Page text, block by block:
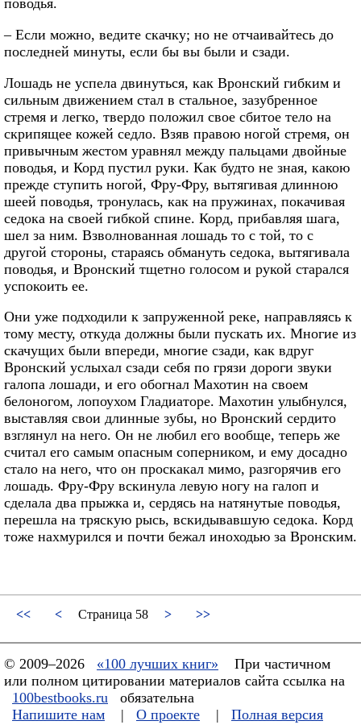
поводья.
– Если можно, ведите скачку; но не отчаивайтесь до
последней минуты, если бы вы были и сзади.
Лошадь не успела двинуться, как Вронский гибким и
сильным движением стал в стальное, зазубренное
стремя и легко, твердо положил свое сбитое тело на
скрипящее кожей седло. Взяв правою ногой стремя, он
привычным жестом уравнял между пальцами двойные
поводья, и Корд пустил руки. Как будто не зная, какою
прежде ступить ногой, Фру-Фру, вытягивая длинною
шеей поводья, тронулась, как на пружинах, покачивая
седока на своей гибкой спине. Корд, прибавляя шага,
шел за ним. Взволнованная лошадь то с той, то с
другой стороны, стараясь обмануть седока, вытягивала
поводья, и Вронский тщетно голосом и рукой старался
успокоить ее.
Они уже подходили к запруженной реке, направляясь к
тому месту, откуда должны были пускать их. Многие из
скачущих были впереди, многие сзади, как вдруг
Вронский услыхал сзади себя по грязи дороги звуки
галопа лошади, и его обогнал Махотин на своем
белоногом, лопоухом Гладиаторе. Махотин улыбнулся,
выставляя свои длинные зубы, но Вронский сердито
взглянул на него. Он не любил его вообще, теперь же
считал его самым опасным соперником, и ему досадно
стало на него, что он проскакал мимо, разгорячив его
лошадь. Фру-Фру вскинула левую ногу на галоп и
сделала два прыжка и, сердясь на натянутые поводья,
перешла на тряскую рысь, вскидывавшую седока. Корд
тоже нахмурился и почти бежал иноходью за Вронским.
<< < Страница 58 > >>
© 2009–2026 «100 лучших книг»
При частичном
или полном цитировании материалов сайта ссылка на
100bestbooks.ru
обязательна
Напишите нам
| О проекте | Полная версия